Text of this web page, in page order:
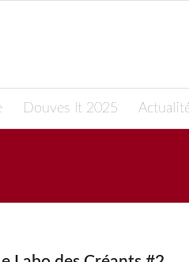
Douves It 2025